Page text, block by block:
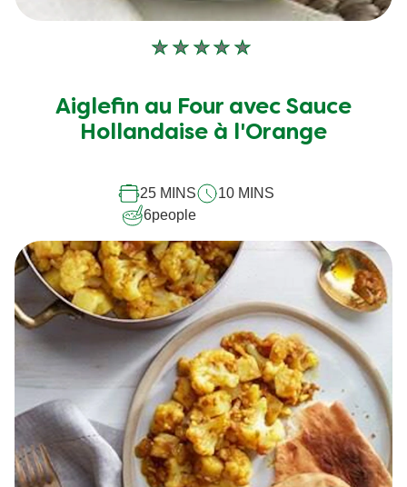
Aucune
soumise
pour
Aiglefin au Four avec Sauce
Hollandaise à l'Orange
25 MINS
10 MINS
6people